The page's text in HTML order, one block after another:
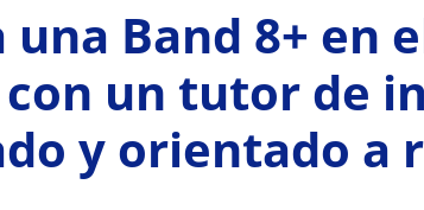
Band 8+ en
un tutor de
y orientado a